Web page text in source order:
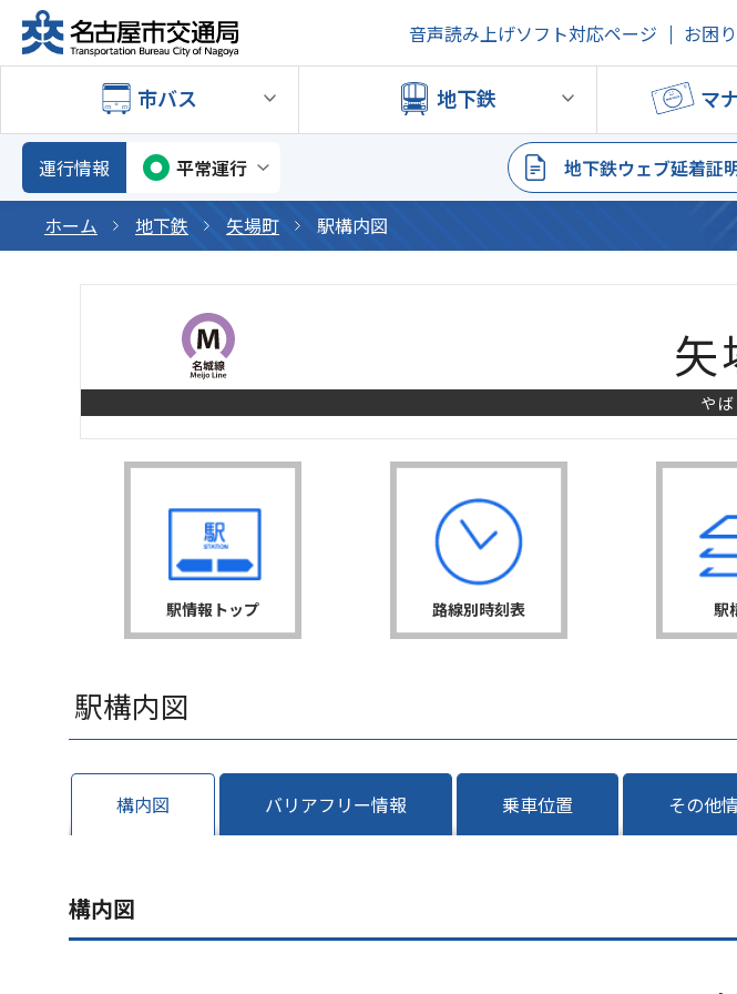
音声読み上げソフト対応ページ お困
市バス 地下鉄 マ
運行情報 平常運行 地下鉄ウェブ延着証
ホーム 地下鉄 矢場町 駅構内図
矢
や
駅情報トップ 路線別時刻表 駅
駅構内図
構内図 バリアフリー情報 乗車位置 その他
構内図